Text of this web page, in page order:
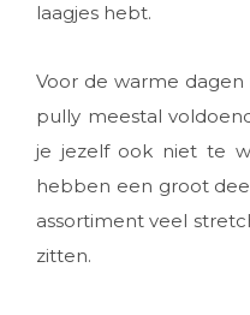
laagjes hebt.
Voor de warme
pully meestal
je jezelf ook niet te
hebben een groot
assortiment veel
zitten.